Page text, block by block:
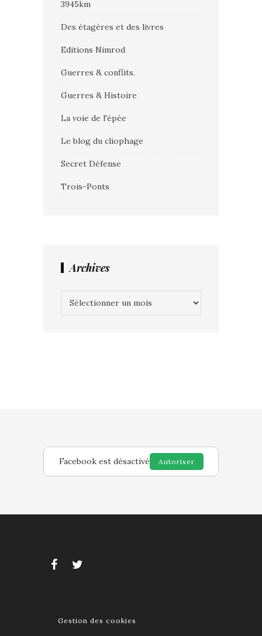
3945km
Des étagères et des livres
Editions Nimrod
Guerres & conflits.
Guerres & Histoire
La voie de l'épée
Le blog du cliophage
Secret Défense
Trois-Ponts
Archives
Facebook est désactivé Autoriser
Gestion des cookies